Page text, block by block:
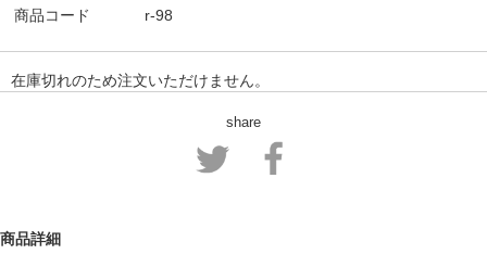
商品コード
r-98
在庫切れのため注文いただけません。
share
商品詳細